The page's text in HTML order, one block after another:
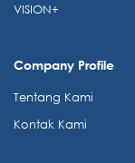
VISION+
Company Profile
Tentang Kami
Kontak Kami